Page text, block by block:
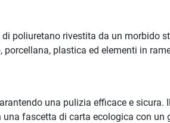
poliuretano rivestita da un morbido
plastica ed elementi in
una pulizia efficace e sicura.
fascetta di carta ecologica con un